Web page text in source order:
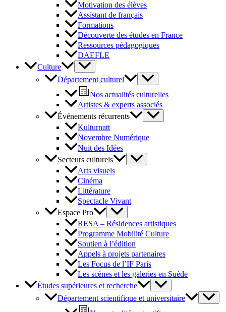
Motivation des élèves
Assistant de français
Formations
Découverte des études en France
Ressources pédagogiques
DAEFLE
Culture
Département culturel
Nos actualités culturelles
Artistes & experts associés
Événements récurrents
Kulturnatt
Novembre Numérique
Nuit des Idées
Secteurs culturels
Arts visuels
Cinéma
Littérature
Spectacle Vivant
Espace Pro
RESA – Résidences artistiques
Programme Mobilité Culture
Soutien à l’édition
Appels à projets partenaires
Les Focus de l’IF Paris
Les scènes et les galeries en Suède
Études supérieures et recherche
Département scientifique et universitaire